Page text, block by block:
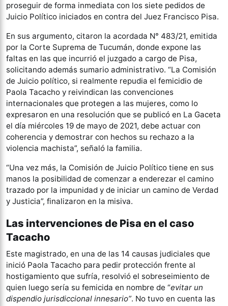
proseguir de forma inmediata con los siete pedidos de
Juicio Político iniciados en contra del Juez Francisco Pisa.
En sus argumento, citaron la acordada N° 483/21, emitida
por la Corte Suprema de Tucumán, donde expone las
faltas en las que incurrió el juzgado a cargo de Pisa,
solicitando además sumario administrativo. “La Comisión
de Juicio político, si realmente repudia el femicidio de
Paola Tacacho y reivindican las convenciones
internacionales que protegen a las mujeres, como lo
expresaron en una resolución que se publicó en La Gaceta
el día miércoles 19 de mayo de 2021, debe actuar con
coherencia y demostrar con hechos su rechazo a la
violencia machista”, señaló la familia.
“Una vez más, la Comisión de Juicio Político tiene en sus
manos la posibilidad de comenzar a enderezar el camino
trazado por la impunidad y de iniciar un camino de Verdad
y Justicia”, finalizaron en la misiva.
Las intervenciones de Pisa en el caso
Tacacho
Este magistrado, en una de las 14 causas judiciales que
inició Paola Tacacho para pedir protección frente al
hostigamiento que sufría, resolvió el sobreseimiento de
quien luego sería su femicida en nombre de “evitar un
dispendio jurisdiccional innesario”. No tuvo en cuenta las